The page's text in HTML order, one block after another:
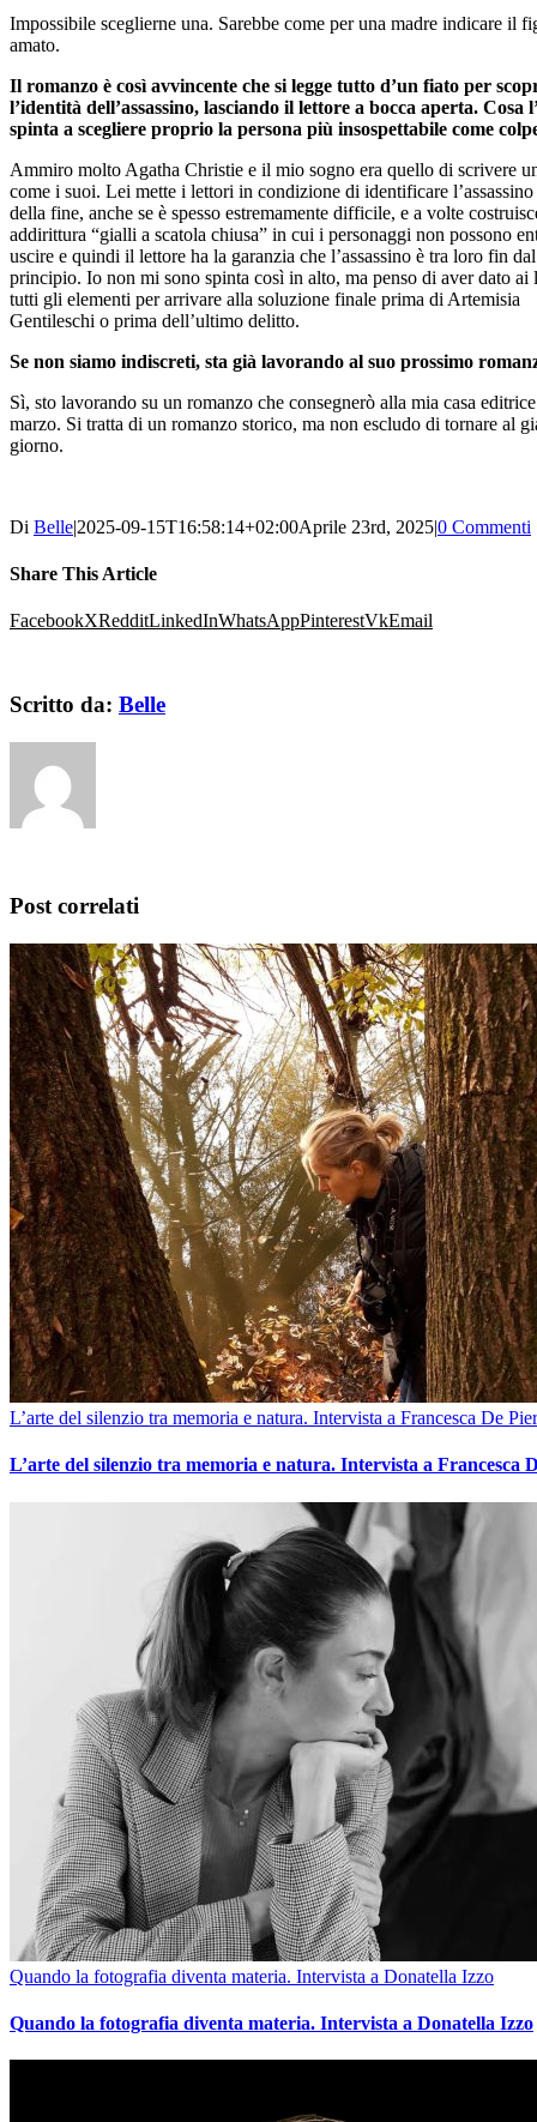
Impossibile sceglierne una. Sarebbe come per una madre indicare il
amato.
Il romanzo è così avvincente che si legge tutto d’un fiato per
l’identità dell’assassino, lasciando il lettore a bocca aperta. Cosa
spinta a scegliere proprio la persona più insospettabile come
Ammiro molto Agatha Christie e il mio sogno era quello di scrivere
come i suoi. Lei mette i lettori in condizione di identificare
della fine, anche se è spesso estremamente difficile, e a volte
addirittura “gialli a scatola chiusa” in cui i personaggi non possono
uscire e quindi il lettore ha la garanzia che l’assassino è tra loro fin dal
principio. Io non mi sono spinta così in alto, ma penso di aver dato ai
tutti gli elementi per arrivare alla soluzione finale prima di Artemisia
Gentileschi o prima dell’ultimo delitto.
Se non siamo indiscreti, sta già lavorando al suo prossimo
Sì, sto lavorando su un romanzo che consegnerò alla mia casa
marzo. Si tratta di un romanzo storico, ma non escludo di tornare al
giorno.
Di Belle|2025-09-15T16:58:14+02:00Aprile 23rd, 2025|0 Commenti
Share This Article
FacebookXRedditLinkedInWhatsAppPinterestVkEmail
Scritto da: Belle
Post correlati
L’arte del silenzio tra memoria e natura. Intervista a Francesca De
L’arte del silenzio tra memoria e natura. Intervista a Francesca
Quando la fotografia diventa materia. Intervista a Donatella Izzo
Quando la fotografia diventa materia. Intervista a Donatella Izzo